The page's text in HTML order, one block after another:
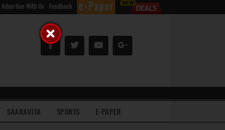
Advertise With Us Feedback
SAARAVITA SPORTS E-PAPER